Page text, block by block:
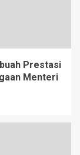
Prestasi
Menteri